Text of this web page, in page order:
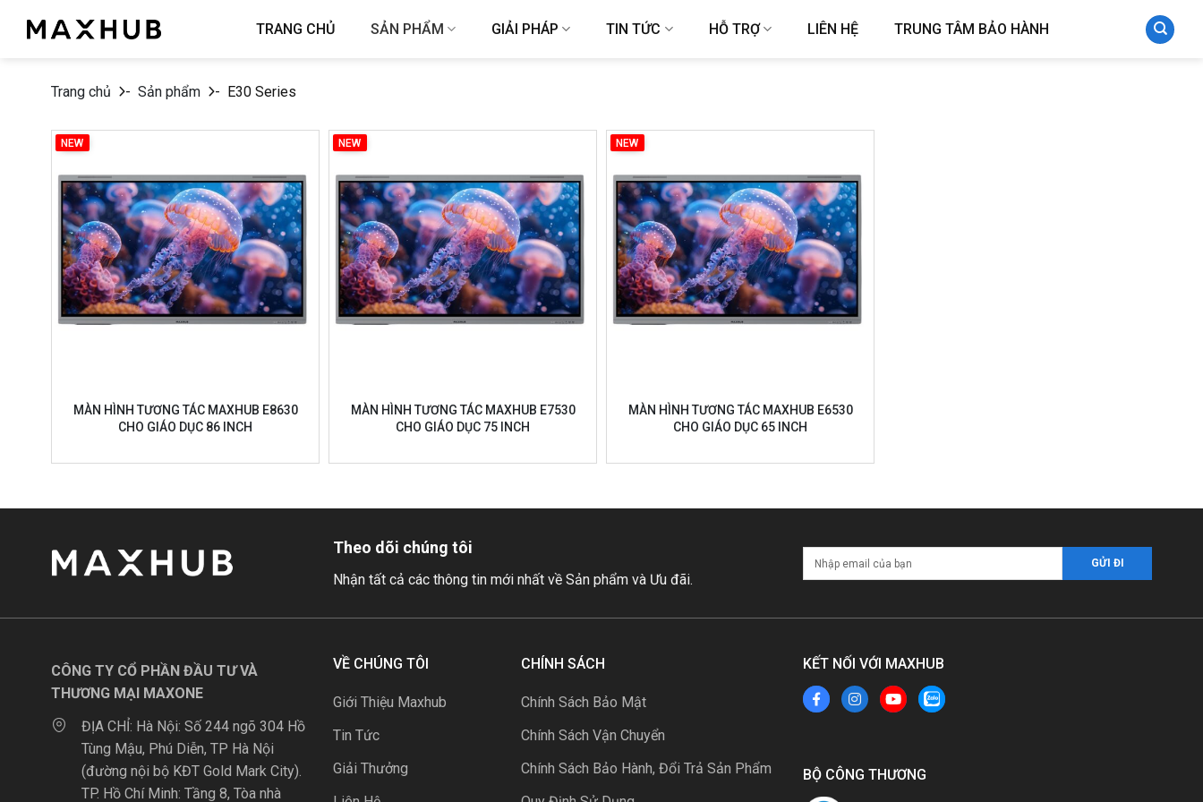
TRANG CHỦ SẢN PHẨM GIẢI PHÁP TIN TỨC HỖ TRỢ LIÊN HỆ TRUNG TÂM BẢO HÀNH
Trang chủ - Sản phẩm - E30 Series
NEW
MÀN HÌNH TƯƠNG TÁC MAXHUB E8630
CHO GIÁO DỤC 86 INCH
NEW
MÀN HÌNH TƯƠNG TÁC MAXHUB E7530
CHO GIÁO DỤC 75 INCH
NEW
MÀN HÌNH TƯƠNG TÁC MAXHUB E6530
CHO GIÁO DỤC 65 INCH
Theo dõi chúng tôi
Nhận tất cả các thông tin mới nhất về Sản phẩm và Ưu đãi.
CÔNG TY CỔ PHẦN ĐẦU TƯ VÀ
THƯƠNG MẠI MAXONE
ĐỊA CHỈ: Hà Nội: Số 244 ngõ 304 Hồ
Tùng Mậu, Phú Diễn, TP Hà Nội
(đường nội bộ KĐT Gold Mark City).
TP. Hồ Chí Minh: Tầng 8, Tòa nhà
VỀ CHÚNG TÔI
Giới Thiệu Maxhub
Tin Tức
Giải Thưởng
CHÍNH SÁCH
Chính Sách Bảo Mật
Chính Sách Vận Chuyển
Chính Sách Bảo Hành, Đổi Trả Sản Phẩm
KẾT NỐI VỚI MAXHUB
BỘ CÔNG THƯƠNG